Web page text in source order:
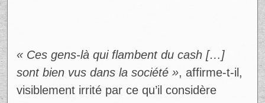
« Ces gens-là qui flambent du cash […]
sont bien vus dans la société », affirme-t-il,
visiblement irrité par ce qu’il considère